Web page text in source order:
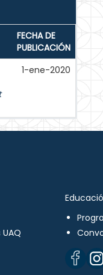
FECHA DE
PUBLICACIÓN
1-ene-2020